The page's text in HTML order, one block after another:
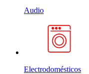
Audio
Electrodomésticos